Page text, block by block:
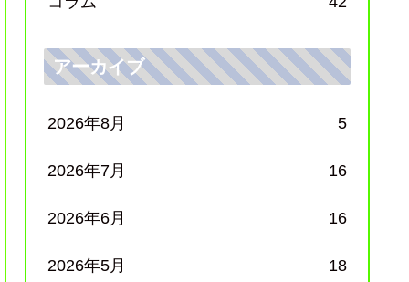
アーカイブ
2026年8月 5
2026年7月 16
2026年6月 16
2026年5月 18